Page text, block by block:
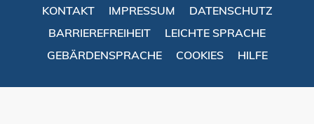
KONTAKT IMPRESSUM
DATENSCHUTZ
BARRIEREFREIHEIT
LEICHTE SPRACHE
GEBÄRDENSPRACHE
COOKIES HILFE